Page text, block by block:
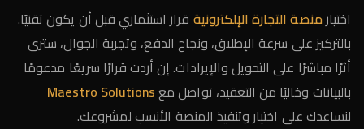
اختيارمنصة التجارة الإلكترونية قرار استثماري قبل أن يكون تقنيًا.
بالتركيز على سرعة الإطلاق، ونجاح الدفع، وتجربة الجوال، سترى
أثرًا مباشرًا على التحويل والإيرادات. إن أردت قرارًا سريعًا مدعومًا
بالبيانات وخاليًا من التعقيد، تواصل معMaestro Solutions
لنساعدك على اختيار وتنفيذ المنصة الأنسب لمشروعك.